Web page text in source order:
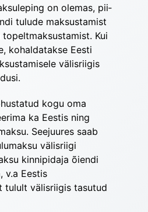
on olemas, pii­
tulude maksustamist
Kui
kohaldatakse Eesti
välisriigis
kogu oma
ka Eestis ning
Seejuures saab
välisriigi
kinnipidaja õiendi
v.a Eestis
tulult välisriigis tasutud